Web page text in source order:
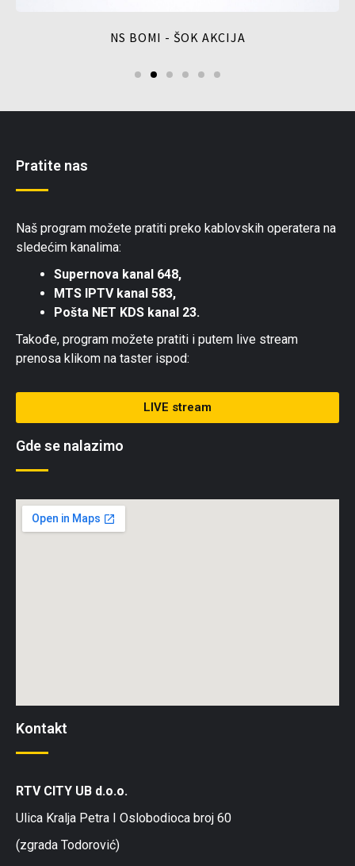
NS BOMI - ŠOK AKCIJA
Pratite nas
Naš program možete pratiti preko kablovskih operatera na
sledećim kanalima:
Supernova kanal 648,
MTS IPTV kanal 583,
Pošta NET KDS kanal 23.
Takođe, program možete pratiti i putem live stream
prenosa klikom na taster ispod:
LIVE stream
Gde se nalazimo
Kontakt
RTV CITY UB d.o.o.
Ulica Kralja Petra I Oslobodioca broj 60
(zgrada Todorović)